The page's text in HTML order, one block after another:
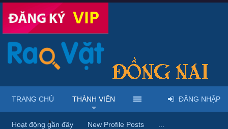
Trang chủ Thành viên
TRANG CHỦ THÀNH VIÊN
Hoạt động gần đây New Profile Posts
ĐĂNG NHẬP